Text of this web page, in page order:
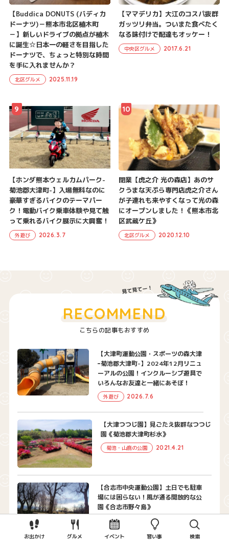
【Buddica DONUTS (バディカ
ドーナツ)－熊本市北区植木町
－】新しいドライブの拠点が植木
に誕生☆日本一の軽さを目指した
ドーナツで、ちょっと特別な時間
を手に入れませんか？
北区グルメ 2025.11.19
【ママデリカ】大江のコスパ抜群
ガッツリ弁当。ついまた食べたく
なる味付けで配達もオッケー！
中央区グルメ 2017.6.21
【ホンダ熊本ウェルカムパーク-
菊池郡大津町-】入場無料なのに
豪華すぎるバイクのテーマパー
ク！電動バイク乗車体験や見て触
って乗れるバイク展示に大興奮！
外遊び 2026.3.7
9
閉業【虎之介 光の森店】あのサ
クうまな天ぷら専門店虎之介さん
が子連れも来やすくなって光の森
にオープンしました！《熊本市北
区武蔵ケ丘》
北区グルメ 2020.12.10
10
こちらの記事もおすすめ
RECOMMEND
【大津町運動公園・スポーツの森大津
ｰ菊池郡大津町-】2024年12月リニュ
ーアルの公園！インクルーシブ遊具で
いろんなお友達と一緒にあそぼ！
外遊び 2026.7.6
【大津つつじ園】見ごたえ抜群なつつじ
園《菊池郡大津町杉水》
菊池・山鹿の公園 2021.4.21
【合志市中央運動公園】土日でも駐車
場には困らない！風が通る開放的な公
園《合志市野々島》
菊池・山鹿の公園 2021.3.27
お出かけ グルメ イベント 習い事 検索